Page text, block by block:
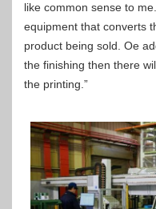
like common sense to
equipment that converts
product being sold. Oe
the finishing then there
the printing.”